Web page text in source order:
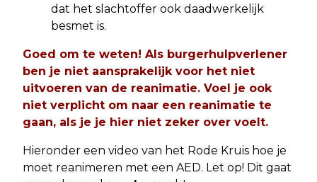
dat het slachtoffer ook daadwerkelijk
besmet is.
Goed om te weten! Als burgerhulpverlener
ben je niet aansprakelijk voor het niet
uitvoeren van de reanimatie. Voel je ook
niet verplicht om naar een reanimatie te
gaan, als je je hier niet zeker over voelt.
Hieronder een video van het Rode Kruis hoe je
moet reanimeren met een AED. Let op! Dit gaat